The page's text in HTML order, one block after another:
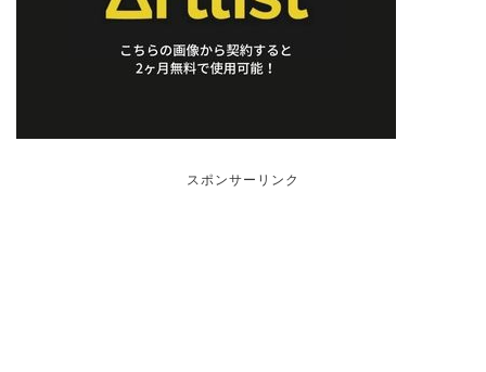
スポンサーリンク